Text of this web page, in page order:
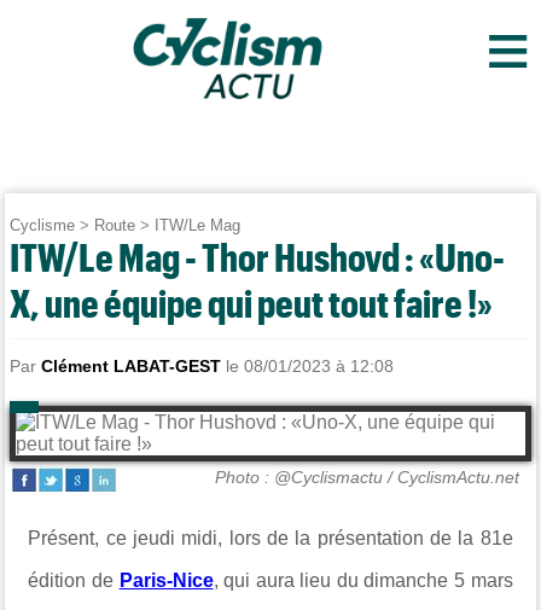
≡
Cyclisme > Route > ITW/Le Mag
ITW/Le Mag - Thor Hushovd : «Uno-
X, une équipe qui peut tout faire !»
ParClément LABAT-GEST le 08/01/2023 à 12:08
Photo : @Cyclismactu / CyclismActu.net
Présent, ce jeudi midi, lors de la présentation de la 81e
édition de Paris-Nice, qui aura lieu du dimanche 5 mars